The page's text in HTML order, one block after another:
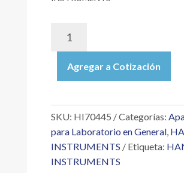
ÁCIDO
1M,
ML
cantidad
Agregar a Cotización
SKU: HI70445 Categorías:
para Laboratorio en General,
INSTRUMENTS
Etiqueta:
INSTRUMENTS